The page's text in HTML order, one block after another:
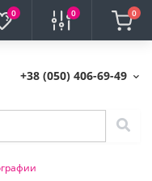
0 0 0
+38 (050) 406-69-49